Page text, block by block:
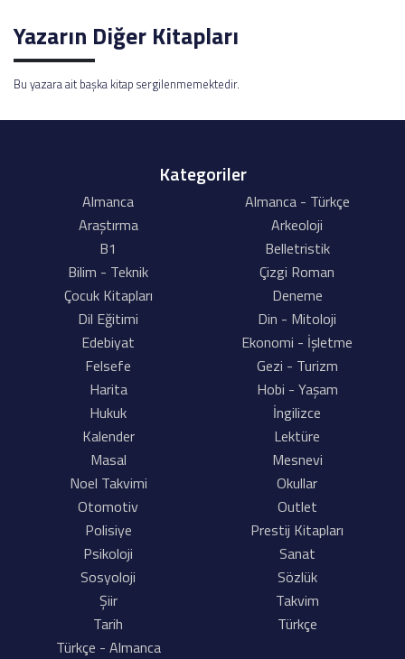
Yazarın Diğer Kitapları
Bu yazara ait başka kitap sergilenmemektedir.
Kategoriler
Almanca
Almanca - Türkçe
Araştırma
Arkeoloji
B1
Belletristik
Bilim - Teknik
Çizgi Roman
Çocuk Kitapları
Deneme
Dil Eğitimi
Din - Mitoloji
Edebiyat
Ekonomi - İşletme
Felsefe
Gezi - Turizm
Harita
Hobi - Yaşam
Hukuk
İngilizce
Kalender
Lektüre
Masal
Mesnevi
Noel Takvimi
Okullar
Otomotiv
Outlet
Polisiye
Prestij Kitapları
Psikoloji
Sanat
Sosyoloji
Sözlük
Şiir
Takvim
Tarih
Türkçe
Türkçe - Almanca